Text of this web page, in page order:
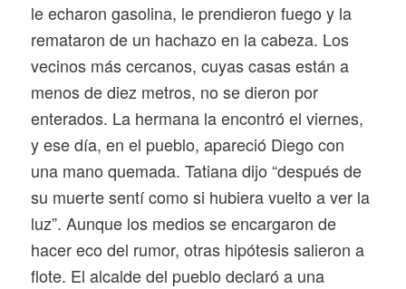
le echaron gasolina, le prendieron fuego y la
remataron de un hachazo en la cabeza. Los
vecinos más cercanos, cuyas casas están a
menos de diez metros, no se dieron por
enterados. La hermana la encontró el viernes,
y ese día, en el pueblo, apareció Diego con
una mano quemada. Tatiana dijo “después de
su muerte sentí como si hubiera vuelto a ver la
luz”. Aunque los medios se encargaron de
hacer eco del rumor, otras hipótesis salieron a
flote. El alcalde del pueblo declaró a una